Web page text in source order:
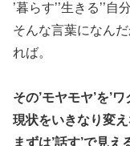
’暮らす’’生きる’’自
そんな言葉になん
れば。
その’モヤモヤ’を’
現状をいきなり変
まずは’話す’で見